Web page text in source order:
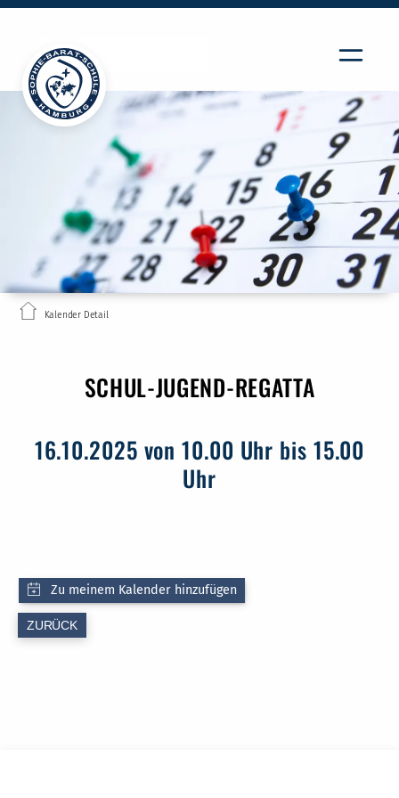
Kalender Detail
SCHUL-JUGEND-REGATTA
16.10.2025 von 10.00 Uhr bis 15.00
Uhr
ZURÜCK